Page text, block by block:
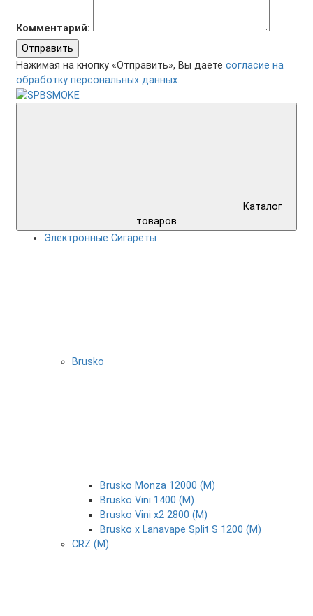
Комментарий:
Отправить
Нажимая на кнопку «Отправить», Вы даете согласие на
обработку персональных данных.
Каталог
товаров
Электронные Сигареты
Brusko
Brusko Monza 12000 (М)
Brusko Vini 1400 (М)
Brusko Vini x2 2800 (М)
Brusko x Lanavape Split S 1200 (М)
CRZ (М)